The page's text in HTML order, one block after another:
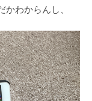
わからんし、